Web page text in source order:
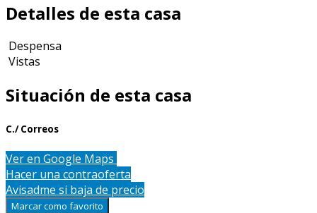
Detalles de esta casa
Despensa
Vistas
Situación de esta casa
C./ Correos
+
−
Ver en Google Maps
Hacer una contraoferta
Avisadme si baja de precio
Marcar como favorito